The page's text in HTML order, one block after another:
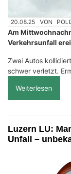
20.08.25 VON
Am
Verkehrsunfall
Zwei Autos
schwer verletzt.
Weiterlesen
Luzern LU:
Unfall –